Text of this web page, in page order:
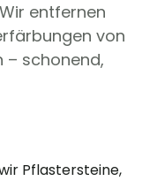
entfernen
von
– schonend,
Pflastersteine,